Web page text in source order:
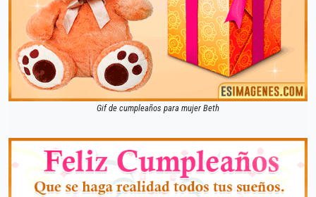
Gif de cumpleaños para mujer Beth